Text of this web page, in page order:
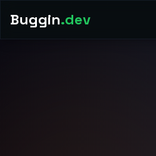
Buggin.dev